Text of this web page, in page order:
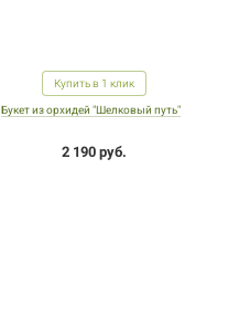
Купить в 1 клик
Букет из орхидей "Шелковый путь"
2 190 руб.